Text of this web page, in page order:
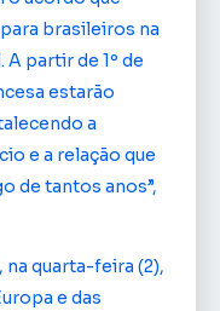
brasileiros na
partir de 1º de
estarão
a
e a relação que
de tantos anos”,
quarta-feira (2),
e das